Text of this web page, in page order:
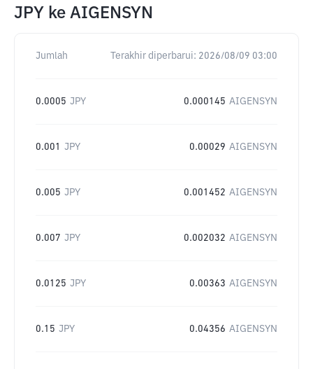
JPY ke AIGENSYN
Jumlah Terakhir diperbarui: 2026/08/09 03:00
0.0005 JPY 0.000145 AIGENSYN
0.001 JPY 0.00029 AIGENSYN
0.005 JPY 0.001452 AIGENSYN
0.007 JPY 0.002032 AIGENSYN
0.0125 JPY 0.00363 AIGENSYN
0.15 JPY 0.04356 AIGENSYN